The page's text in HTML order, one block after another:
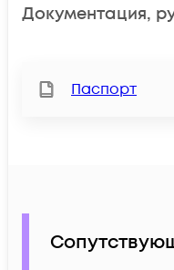
Документация,
Паспорт